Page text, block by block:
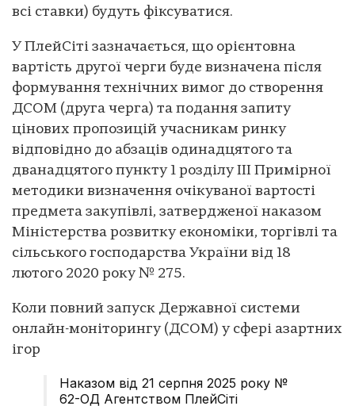
всі ставки) будуть фіксуватися.
У ПлейСіті зазначається, що орієнтовна
вартість другої черги буде визначена після
формування технічних вимог до створення
ДСОМ (друга черга) та подання запиту
цінових пропозицій учасникам ринку
відповідно до абзаців одинадцятого та
дванадцятого пункту 1 розділу III Примірної
методики визначення очікуваної вартості
предмета закупівлі, затвердженої наказом
Міністерства розвитку економіки, торгівлі та
сільського господарства України від 18
лютого 2020 року № 275.
Коли повний запуск Державної системи
онлайн-моніторингу (ДСОМ) у сфері азартних
ігор
Наказом від 21 серпня 2025 року №
62-ОД Агентством ПлейСіті